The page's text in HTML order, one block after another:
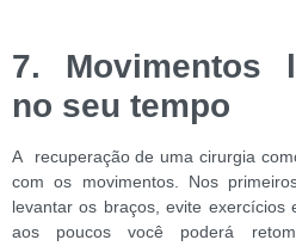
7. Movimentos
no seu tempo
A recuperação de uma cirurgia
com os movimentos. Nos
levantar os braços, evite exercícios
aos poucos você poderá